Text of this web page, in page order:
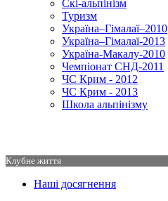
Скі-альпінізм
Туризм
Україна–Гімалаї–2010
Україна–Гімалаї-2013
Україна-Макалу-2010
Чемпіонат СНД-2011
ЧС Крим - 2012
ЧС Крим - 2013
Школа альпінізму
Клубне життя
Наші досягнення